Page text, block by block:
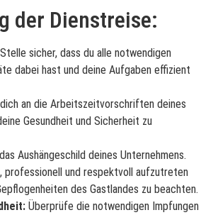
der Dienstreise:
Stelle sicher, dass du alle notwendigen
dabei hast und deine Aufgaben effizient
an die Arbeitszeitvorschriften deines
Gesundheit und Sicherheit zu
Aushängeschild deines Unternehmens.
professionell und respektvoll aufzutreten
des Gastlandes zu beachten.
Überprüfe die notwendigen Impfungen